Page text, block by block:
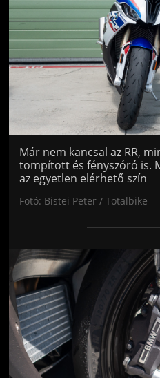
Már nem kancsal az RR,
tompított és fényszóró is.
az egyetlen elérhető szín
Fotó: Bistei Peter / Totalbike
Jön